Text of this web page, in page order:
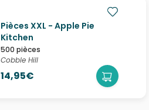
Pièces XXL - Apple Pie
Kitchen
500 pièces
Cobble Hill
14,95€